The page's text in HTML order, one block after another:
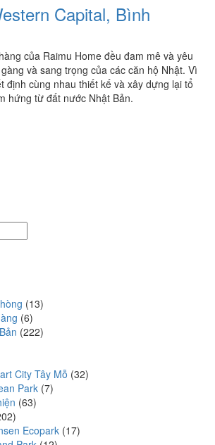
Capital, Bình
của Raimu Home đều đam mê và yêu
và sang trọng của các căn hộ Nhật. Vì
định cùng nhau thiết kế và xây dựng lại tổ
hứng từ đất nước Nhật Bản.
(13)
(6)
(222)
City Tây Mỗ (32)
Park (7)
(63)
Ecopark (17)